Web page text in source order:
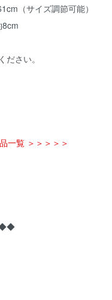
（サイズ調節可能）
8cm
ださい。
一覧 ＞＞＞＞＞